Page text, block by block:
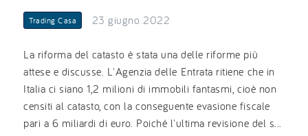
Trading Casa 23 giugno 2022
La riforma del catasto è stata una delle riforme più
attese e discusse. L'Agenzia delle Entrata ritiene che in
Italia ci siano 1,2 milioni di immobili fantasmi, cioè non
censiti al catasto, con la conseguente evasione fiscale
pari a 6 miliardi di euro. Poiché l'ultima revisione del s...